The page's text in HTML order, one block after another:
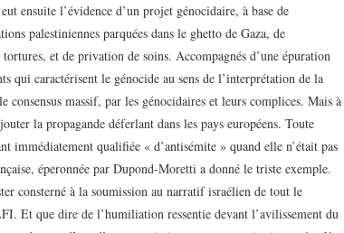
ensuite l’évidence d’un projet génocidaire, à base de
palestiniennes parquées dans le ghetto de Gaza, de
et de privation de soins. Accompagnés d’une épuration
qui caractérisent le génocide au sens de l’interprétation de la
consensus massif, par les génocidaires et leurs complices. Mais à
la propagande déferlant dans les pays européens. Toute
immédiatement qualifiée « d’antisémite » quand elle n’était pas
éperonnée par Dupond-Moretti a donné le triste exemple.
consterné à la soumission au narratif israélien de tout le
Et que dire de l’humiliation ressentie devant l’avilissement du